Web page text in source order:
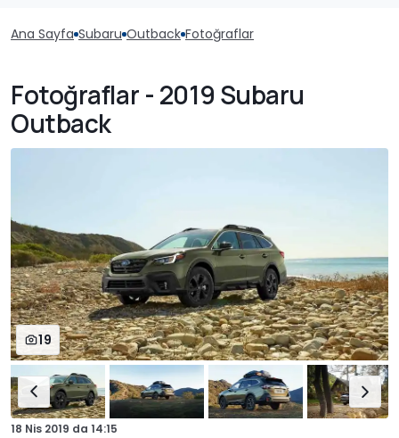
Ana Sayfa Subaru Outback Fotoğraflar
Fotoğraflar - 2019 Subaru
Outback
19
18 Nis 2019 da 14:15